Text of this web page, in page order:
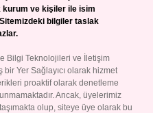
kurum ve kişiler ile isim
bilgiler taslak
Bilgi Teknolojileri ve İletişim
bir Yer Sağlayıcı olarak hizmet
proaktif olarak denetleme
Ancak, üyelerimiz
olup, siteye üye olarak bu